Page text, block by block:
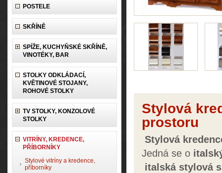
POSTELE
SKŘÍNĚ
SPÍŽE, KUCHYŇSKÉ SKŘÍNĚ,
VINOTÉKY, BAR
STOLKY ODKLÁDACÍ,
KVĚTINOVÉ STOJANY,
ROHOVÉ STOLKY
TV STOLKY, KONZOLOVÉ
STOLKY
VITRÍNY, KREDENCE,
PŘÍBORNÍKY
Stylové vitríny a kredence,
příborníky
Stylová
prostoru
Stylová
Jedná se o
italská stylová